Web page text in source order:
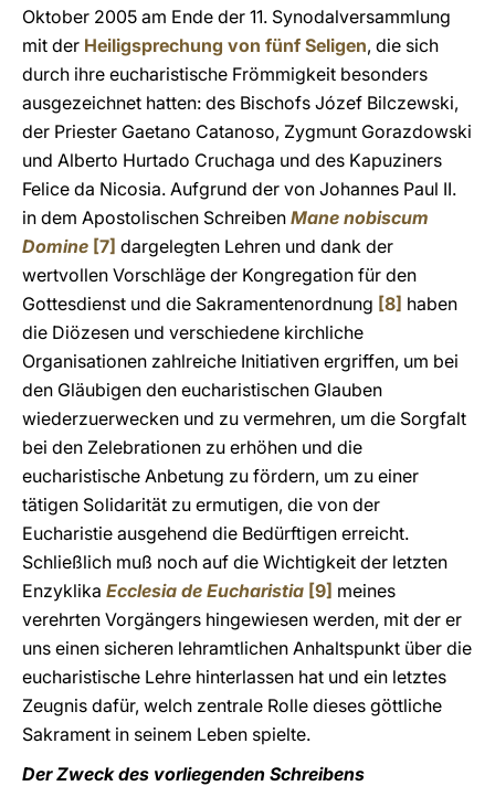
Oktober 2005 am Ende der 11. Synodalversammlung
mit der Heiligsprechung von fünf Seligen, die sich
durch ihre eucharistische Frömmigkeit besonders
ausgezeichnet hatten: des Bischofs Józef Bilczewski,
der Priester Gaetano Catanoso, Zygmunt Gorazdowski
und Alberto Hurtado Cruchaga und des Kapuziners
Felice da Nicosia. Aufgrund der von Johannes Paul II.
in dem Apostolischen Schreiben Mane nobiscum
Domine [7] dargelegten Lehren und dank der
wertvollen Vorschläge der Kongregation für den
Gottesdienst und die Sakramentenordnung [8] haben
die Diözesen und verschiedene kirchliche
Organisationen zahlreiche Initiativen ergriffen, um bei
den Gläubigen den eucharistischen Glauben
wiederzuerwecken und zu vermehren, um die Sorgfalt
bei den Zelebrationen zu erhöhen und die
eucharistische Anbetung zu fördern, um zu einer
tätigen Solidarität zu ermutigen, die von der
Eucharistie ausgehend die Bedürftigen erreicht.
Schließlich muß noch auf die Wichtigkeit der letzten
Enzyklika Ecclesia de Eucharistia [9] meines
verehrten Vorgängers hingewiesen werden, mit der er
uns einen sicheren lehramtlichen Anhaltspunkt über die
eucharistische Lehre hinterlassen hat und ein letztes
Zeugnis dafür, welch zentrale Rolle dieses göttliche
Sakrament in seinem Leben spielte.
Der Zweck des vorliegenden Schreibens